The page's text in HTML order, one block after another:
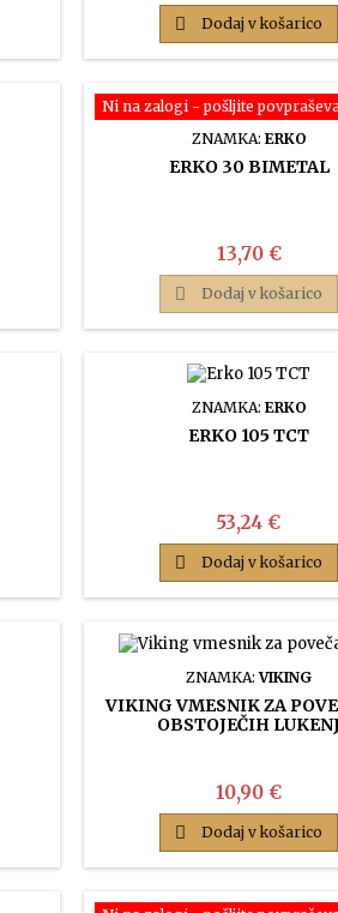
 Dodaj v košarico
Ni na zalogi - pošljite
ZNAMKA: ERKO
ERKO 30 BIMETAL
Cena
13,70 €
 Dodaj v košarico
ZNAMKA: ERKO
ERKO 105 TCT
Cena
53,24 €
 Dodaj v košarico
ZNAMKA:VIKING
VIKING VMESNIK ZA
OBSTOJEČIH
Cena
10,90 €
 Dodaj v košarico